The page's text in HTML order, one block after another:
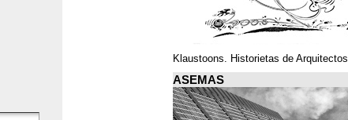
Klaustoons. Historietas de Arquitectos
ASEMAS